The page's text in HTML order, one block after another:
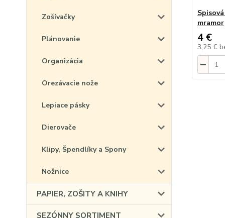
Zošívačky
Plánovanie
Organizácia
Orezávacie nože
Lepiace pásky
Dierovače
Klipy, Špendlíky a Spony
Nožnice
PAPIER, ZOŠITY A KNIHY
SEZÓNNY SORTIMENT
mramor
4 €
3,25 €